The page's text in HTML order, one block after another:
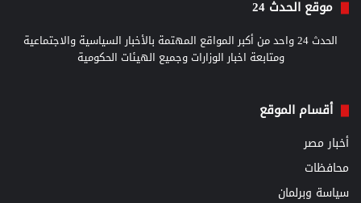
موقع الحدث 24
الحدث 24 واحد من أكبر المواقع المهتمة بالأخبار السياسية والاجتماعية
ومتابعة اخبار الوزارات وجميع الهيئات الحكومية
أقسام الموقع
أخبار مصر
محافظات
سياسة وبرلمان